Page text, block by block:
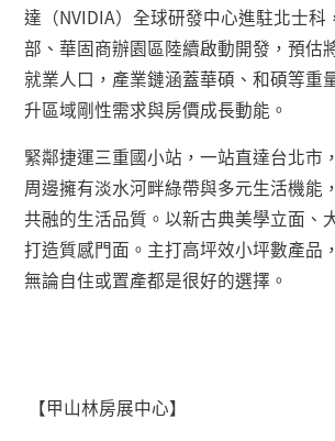
達（NVIDIA）全球研發中心進駐北士科
部、華固商辦園區陸續啟動開發，預估
就業人口，產業鏈涵蓋華碩、和碩等重
升區域剛性需求與房價成長動能。
緊鄰捷運三重國小站，一站直達台北市
周邊擁有淡水河畔綠帶與多元生活機能
共融的生活品質。以新古典美學立面、
打造質感門面。主打高坪效小坪數產品
無論自住或置產都是很好的選擇。
【甲山林房展中心】